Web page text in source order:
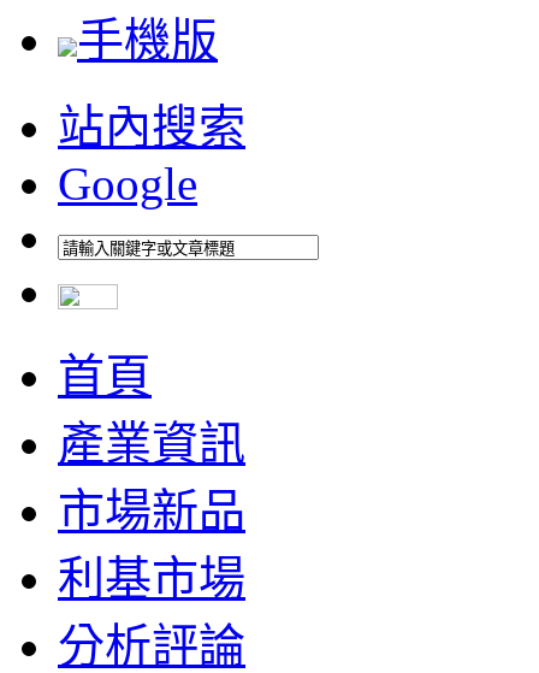
手機版
站內搜索
Google
首頁
產業資訊
市場新品
利基市場
分析評論